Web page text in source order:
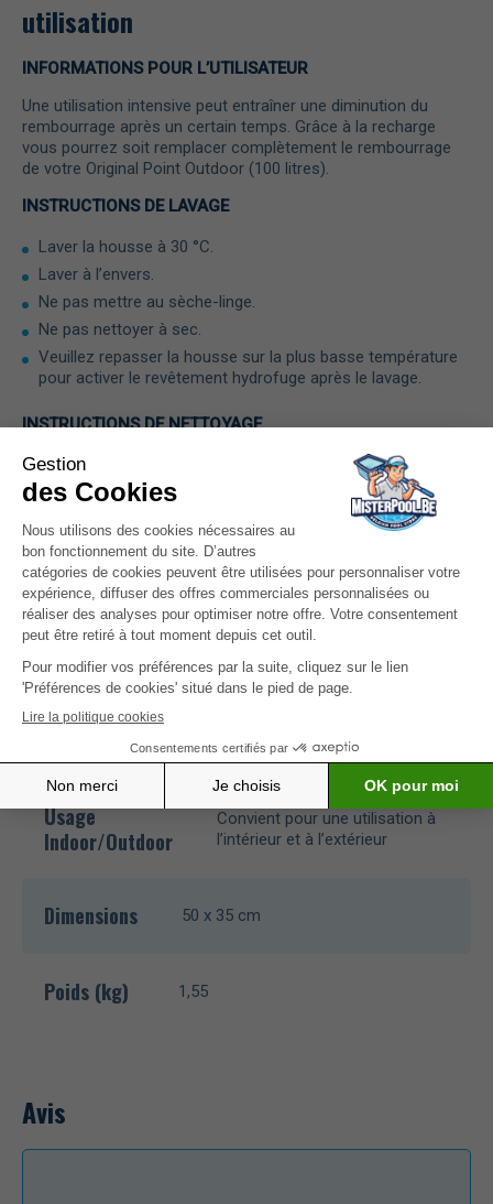
utilisation
INFORMATIONS POUR L’UTILISATEUR
Une utilisation intensive peut entraîner une diminution du
rembourrage après un certain temps. Grâce à la recharge
vous pourrez soit remplacer complètement le rembourrage
de votre Original Point Outdoor (100 litres).
INSTRUCTIONS DE LAVAGE
Laver la housse à 30 °C.
Laver à l’envers.
Ne pas mettre au sèche-linge.
Ne pas nettoyer à sec.
Veuillez repasser la housse sur la plus basse température
pour activer le revêtement hydrofuge après le lavage.
INSTRUCTIONS DE NETTOYAGE
Nettoyer soigneusement avec un chiffon doux et de l’eau
tiède (si nécessaire avec du savon neutre).
Caractéristiques
Matériau Olefin
Revêtement Résistant à l’eau et à la saleté
Usage
Indoor/Outdoor
Convient pour une utilisation à
l’intérieur et à l’extérieur
Dimensions 50 x 35 cm
Poids (kg) 1,55
Avis